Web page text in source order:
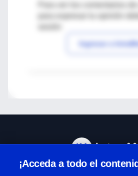
Para ver los comentarios de
Ingresar a
¡Acceda a todo el